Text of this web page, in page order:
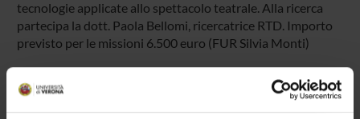
tecnologie applicate allo spettacolo teatrale. Alla ricerca
partecipa la dott. Paola Bellomi, ricercatrice RTD. Importo
previsto per le missioni 6.500 euro (FUR Silvia Monti)
PARTECIPANTI AL PROGETTO